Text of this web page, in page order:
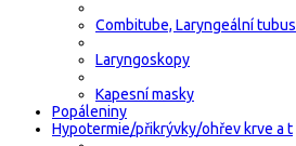
Combitube, Laryngeální tubus
Laryngoskopy
Kapesní masky
Popáleniny
Hypotermie/přikrývky/ohřev krve a t